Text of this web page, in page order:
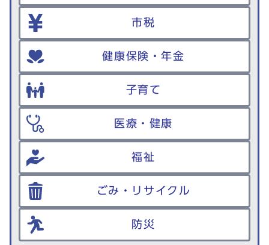
市税
健康保険・年金
子育て
医療・健康
福祉
ごみ・リサイクル
防災